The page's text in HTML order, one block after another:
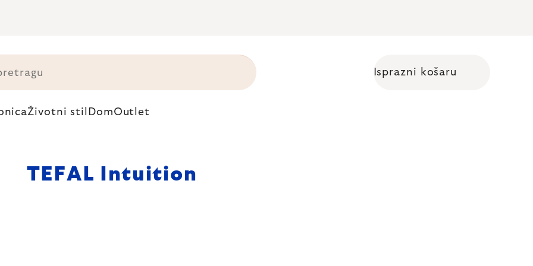
Isprazni košaru
Životni stil DomOutlet
TEFAL Intuition